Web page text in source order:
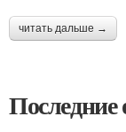
читать дальше →
Последние